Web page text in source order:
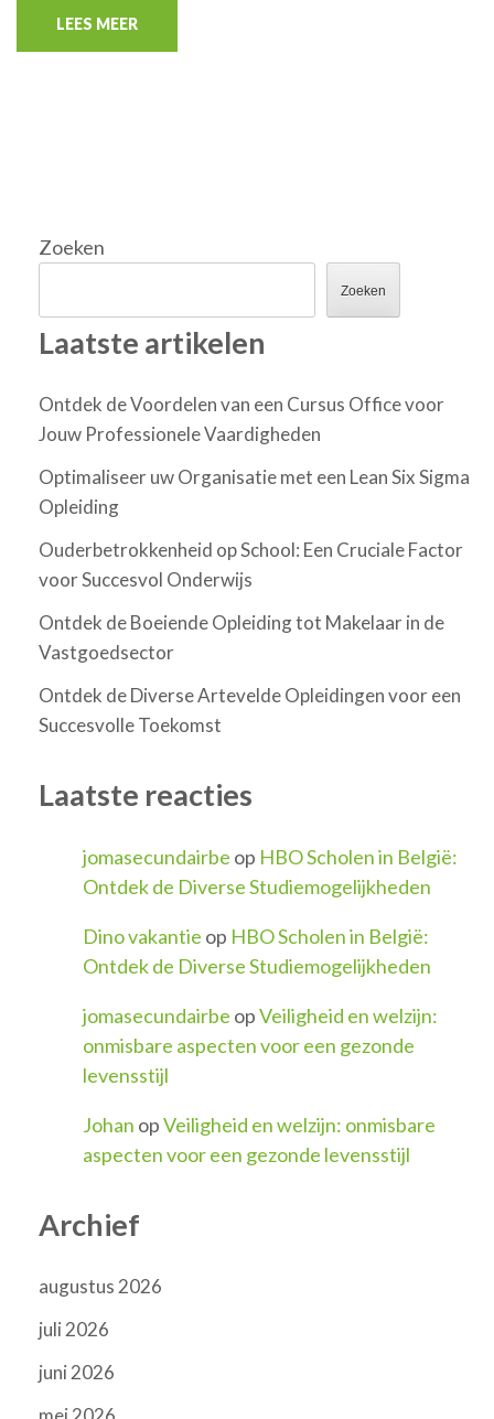
LEES MEER
Zoeken
Zoeken
Laatste artikelen
Ontdek de Voordelen van een Cursus Office voor
Jouw Professionele Vaardigheden
Optimaliseer uw Organisatie met een Lean Six Sigma
Opleiding
Ouderbetrokkenheid op School: Een Cruciale Factor
voor Succesvol Onderwijs
Ontdek de Boeiende Opleiding tot Makelaar in de
Vastgoedsector
Ontdek de Diverse Artevelde Opleidingen voor een
Succesvolle Toekomst
Laatste reacties
jomasecundairbe op HBO Scholen in België:
Ontdek de Diverse Studiemogelijkheden
Dino vakantie op HBO Scholen in België:
Ontdek de Diverse Studiemogelijkheden
jomasecundairbe opVeiligheid en welzijn:
onmisbare aspecten voor een gezonde
levensstijl
Johan opVeiligheid en welzijn: onmisbare
aspecten voor een gezonde levensstijl
Archief
augustus 2026
juli 2026
juni 2026